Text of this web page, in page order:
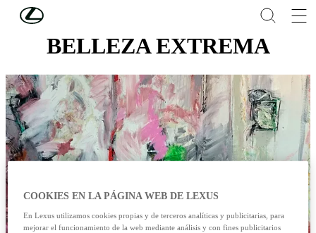
Skip to Main Content
BELLEZA EXTREMA
COOKIES EN LA PÁGINA WEB DE LEXUS
En Lexus utilizamos cookies propias y de terceros analíticas y publicitarias, para
mejorar el funcionamiento de la web mediante análisis y con fines publicitarios